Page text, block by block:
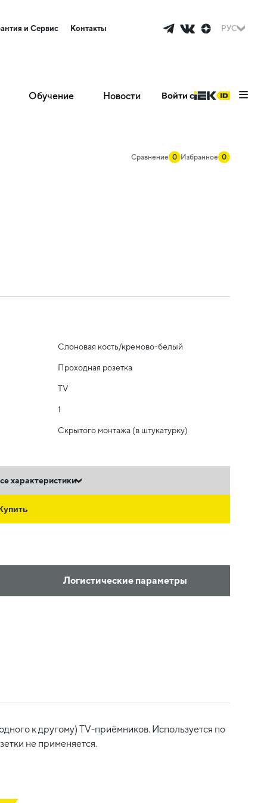
и Сервис Контакты РУС
Обучение Новости Войти с
Сравнение 0 Избранное 0
Слоновая кость/кремово-белый
Проходная розетка
TV
1
Скрытого монтажа (в штукатурку)
характеристики
Логистические параметры
к другому) TV-приёмников. Используется по
не применяется.